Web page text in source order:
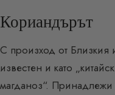
Кориандърът
С произход от Близкия
известен и като
магданоз“.